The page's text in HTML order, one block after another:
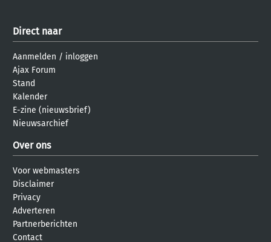
Direct naar
Aanmelden / inloggen
Ajax Forum
Stand
Kalender
E-zine (nieuwsbrief)
Nieuwsarchief
Over ons
Voor webmasters
Disclaimer
Privacy
Adverteren
Partnerberichten
Contact